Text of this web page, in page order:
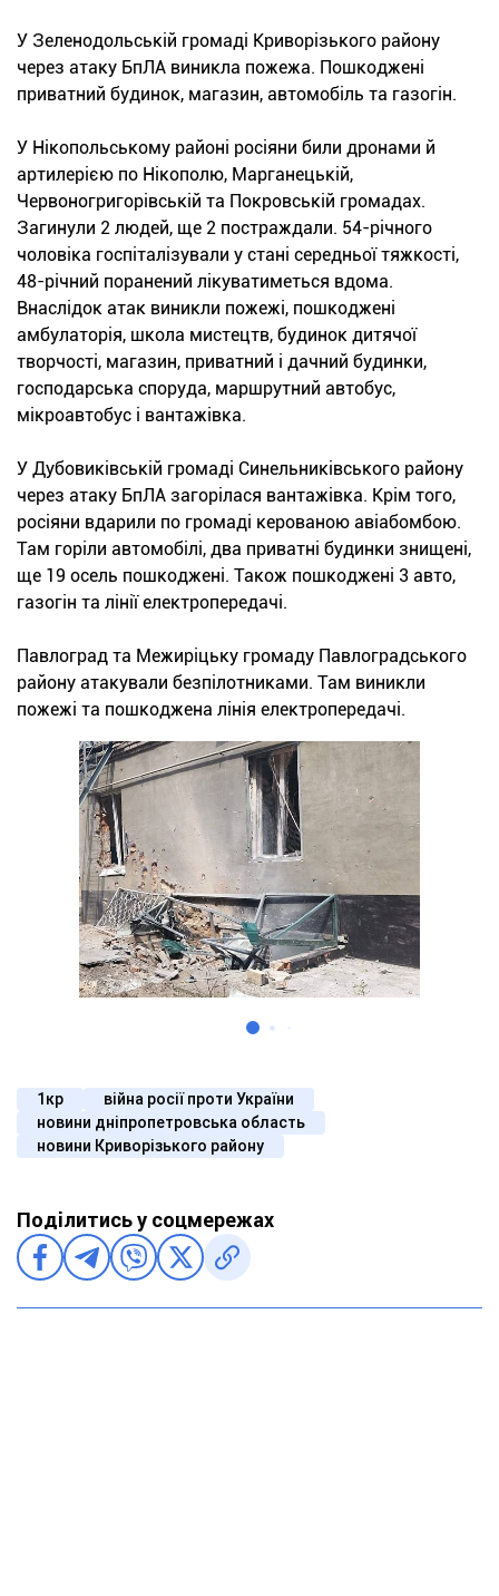
У Зеленодольській громаді Криворізького району
через атаку БпЛА виникла пожежа. Пошкоджені
приватний будинок, магазин, автомобіль та газогін.
У Нікопольському районі росіяни били дронами й
артилерією по Нікополю, Марганецькій,
Червоногригорівській та Покровській громадах.
Загинули 2 людей, ще 2 постраждали. 54-річного
чоловіка госпіталізували у стані середньої тяжкості,
48-річний поранений лікуватиметься вдома.
Внаслідок атак виникли пожежі, пошкоджені
амбулаторія, школа мистецтв, будинок дитячої
творчості, магазин, приватний і дачний будинки,
господарська споруда, маршрутний автобус,
мікроавтобус і вантажівка.
У Дубовиківській громаді Синельниківського району
через атаку БпЛА загорілася вантажівка. Крім того,
росіяни вдарили по громаді керованою авіабомбою.
Там горіли автомобілі, два приватні будинки знищені,
ще 19 осель пошкоджені. Також пошкоджені 3 авто,
газогін та лінії електропередачі.
Павлоград та Межиріцьку громаду Павлоградського
району атакували безпілотниками. Там виникли
пожежі та пошкоджена лінія електропередачі.
1кр
війна росії проти України
новини дніпропетровська область
новини Криворізького району
Поділитись у соцмережах